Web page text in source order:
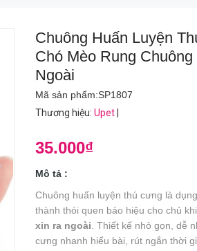
Chuông Huấn Luyện
Chó Mèo Rung
Ngoài
Mã sản phẩm:SP1807
Thương hiệu: Upet
35.000₫
Mô tả :
Chuông huấn luyện thú cưng là
thành thói quen báo hiệu cho chủ
xin ra ngoài . Thiết kế nhỏ gọn, dễ
cưng nhanh hiểu bài, rút ngắn thời